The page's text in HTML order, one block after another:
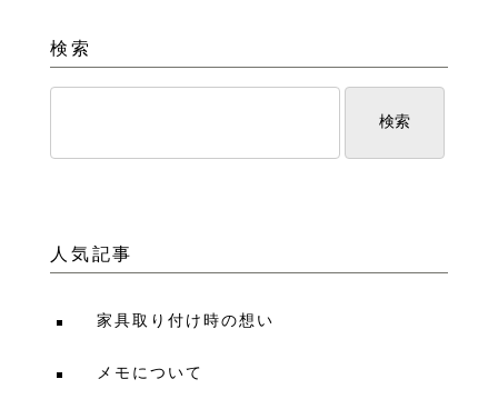
検索
人気記事
家具取り付け時の想い
メモについて